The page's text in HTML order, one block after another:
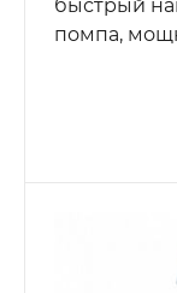
быстрый
помпа,